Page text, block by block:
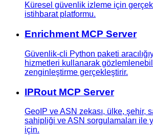
Küresel güvenlik izleme için
istihbarat platformu.
Enrichment MCP Server
Güvenlik-cli Python paketi
hizmetleri kullanarak
zenginleştirme gerçekleştirir.
IPRout MCP Server
GeoIP ve ASN zekası, ülke, şehir,
sahipliği ve ASN sorgulamaları ile
için.